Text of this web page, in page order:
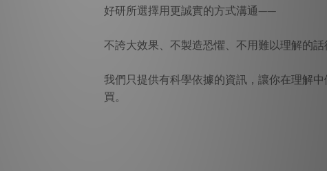
好研所選擇用更誠實的方式溝通——
不誇大效果、不製造恐懼、不用難以理解的話
我們只提供有科學依據的資訊，讓你在理解
買。